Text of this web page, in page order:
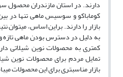
دارند. در استان مازندران
کوماباکو و سوسیس ماهی تنها در بین
بازار را دارند. براین اساس، می­توان
به دلیل در دسترس بودن ماهی تازه و
کم­تری به محصولات نوین شیلاتی
تمایل مردم برای محصولات نوین
بازار مناسب­­تری برای این محصولات